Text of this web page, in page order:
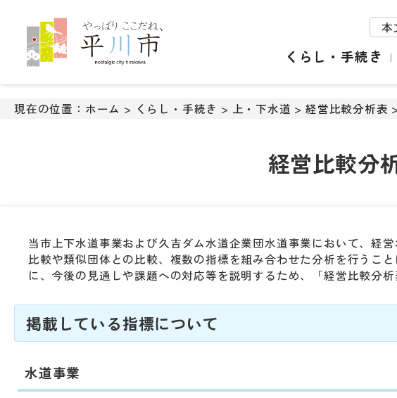
ョ
本
くらし・手続き
現在の位置： ホーム > くらし・手続き > 上・下水道 >経営比較分析表
経営比較分
当市上下水道事業および久吉ダム水道企業団水道事業において、経
比較や類似団体との比較、複数の指標を組み合わせた分析を行うこ
に、今後の見通しや課題への対応等を説明するため、「経営比較分析
掲載している指標について
水道事業